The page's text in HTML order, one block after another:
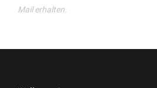
Mail erhalten.